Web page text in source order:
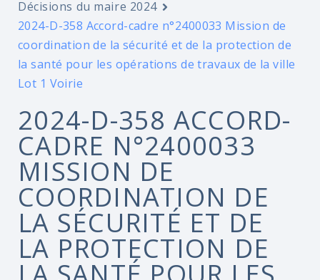
Décisions du maire 2024
2024-D-358 Accord-cadre n°2400033 Mission de
coordination de la sécurité et de la protection de
la santé pour les opérations de travaux de la ville
Lot 1 Voirie
2024-D-358 ACCORD-
CADRE N°2400033
MISSION DE
COORDINATION DE
LA SÉCURITÉ ET DE
LA PROTECTION DE